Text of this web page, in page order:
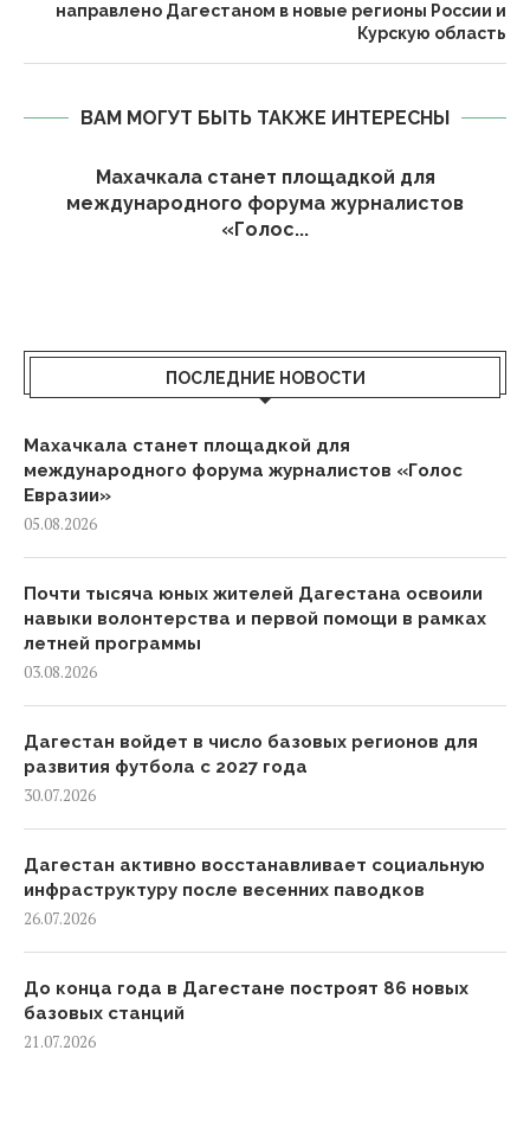
направлено Дагестаном в новые регионы России и
Курскую область
ВАМ МОГУТ БЫТЬ ТАКЖЕ ИНТЕРЕСНЫ
Махачкала станет площадкой для
международного форума журналистов
«Голос...
ПОСЛЕДНИЕ НОВОСТИ
Махачкала станет площадкой для
международного форума журналистов «Голос
Евразии»
05.08.2026
Почти тысяча юных жителей Дагестана освоили
навыки волонтерства и первой помощи в рамках
летней программы
03.08.2026
Дагестан войдет в число базовых регионов для
развития футбола с 2027 года
30.07.2026
Дагестан активно восстанавливает социальную
инфраструктуру после весенних паводков
26.07.2026
До конца года в Дагестане построят 86 новых
базовых станций
21.07.2026